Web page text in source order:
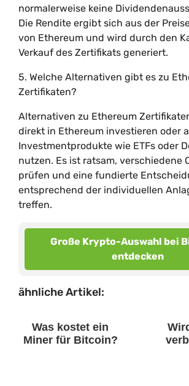
normalerweise keine
Die Rendite ergibt sich aus der
von Ethereum und wird durch den
Verkauf des Zertifikats generiert.
5. Welche Alternativen gibt es zu
Zertifikaten?
Alternativen zu Ethereum
direkt in Ethereum investieren oder
Investmentprodukte wie ETFs oder
nutzen. Es ist ratsam, verschiedene
prüfen und eine fundierte
entsprechend der individuellen
treffen.
Große Krypto-Auswahl bei
entdecken
ähnliche Artikel:
Was kostet ein
Miner für Bitcoin?